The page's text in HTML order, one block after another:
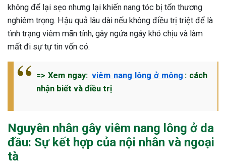
phổ biến, khiến đôi bàn tay,
của chị em trở nên khô...
không để lại sẹo nhưng lại khiến nang tóc bị tổn thương
nghiêm trọng. Hậu quả lâu dài nếu không điều trị triệt để là
tình trạng viêm mãn tính, gây ngứa ngáy khó chịu và làm
mất đi sự tự tin vốn có.
=> Xem ngay: viêm nang lông ở mông : cách
nhận biết và điều trị
Nguyên nhân gây viêm nang lông ở da
đầu: Sự kết hợp của nội nhân và ngoại
tà